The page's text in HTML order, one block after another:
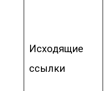
Исходящие
ссылки